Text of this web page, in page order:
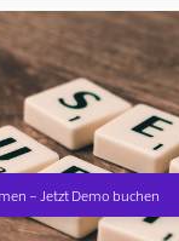
– Jetzt Demo buchen